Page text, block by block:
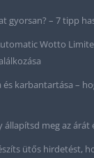
gyorsan? – 7 tipp
Wotto
karbantartása –
meg az árát
ütős hirdetést,